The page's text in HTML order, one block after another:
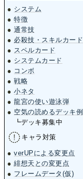
● システム
●特徴
●通常技
● 必殺技・スキルカード
● スペルカード
● システムカード
● コンボ
●戦略
●小ネタ
●龍宮の使い遊泳弾
● 空気の読めるデッキ例
┗デッキ募集中
キャラ対策
●verUPによる変更点
●緋想天との変更点
● フレームデータ(仮)